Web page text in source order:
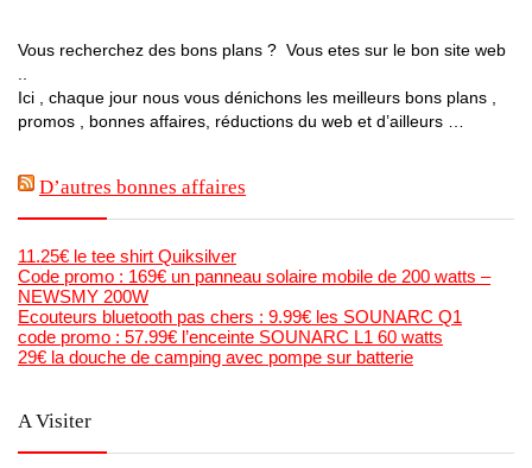
Vous recherchez des bons plans ? Vous etes sur le bon site web
Ici , chaque jour nous vous dénichons les meilleurs bons plans ,
promos , bonnes affaires, réductions du web et d’ailleurs …
D’autres bonnes affaires
11.25€ le tee shirt Quiksilver
Code promo : 169€ un panneau solaire mobile de 200 watts –
NEWSMY 200W
Ecouteurs bluetooth pas chers : 9.99€ les SOUNARC Q1
code promo : 57.99€ l’enceinte SOUNARC L1 60 watts
29€ la douche de camping avec pompe sur batterie
A Visiter